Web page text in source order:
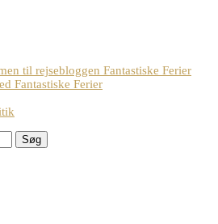
til rejsebloggen Fantastiske Ferier
Fantastiske Ferier
Søg